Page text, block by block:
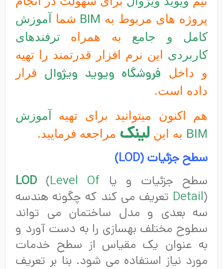
پروژه های مربوط به BIM شما آموزش
کامل و جامعبه همراه
ترفندهای
کاربردیاین نرم افزار قدرتمند را تهیه
و داخل
فروشگاه ویوید ویژوالقرار
داده است.
هم اکنون میتوانید برای تهیه
آموزش
BIMبه اینلینکمراجعه فرمایید.
سطح جزئیات ( LOD
)
سطح جزئیات و یا
LOD (Level Of
Detail) تعریف می کند که چگونه هندسه
سه بعدی و مدل ساختمان می تواند
سطوح مختلف بهسازی را به دست آورد و
به عنوان یک مقیاس از سطح خدمات
مورد نیاز استفاده می شود. بنا بر تعریف